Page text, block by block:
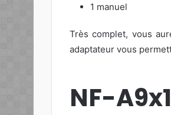
1 manuel
Très complet, vous
adaptateur vous
NF-